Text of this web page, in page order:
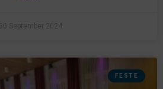
30 September 2024
FESTE